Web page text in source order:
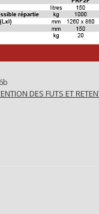
DES FUTS ET